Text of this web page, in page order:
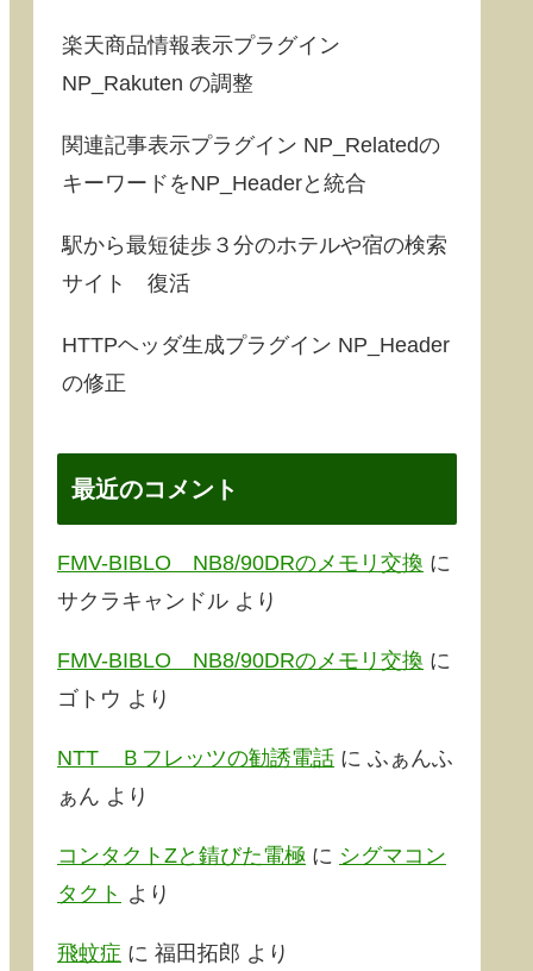
楽天商品情報表示プラグイン
NP_Rakuten の調整
関連記事表示プラグイン NP_Relatedの
キーワードをNP_Headerと統合
駅から最短徒歩３分のホテルや宿の検索
サイト 復活
HTTPヘッダ生成プラグイン NP_Header
の修正
最近のコメント
FMV-BIBLO NB8/90DRのメモリ交換 に
サクラキャンドル より
FMV-BIBLO NB8/90DRのメモリ交換 に
ゴトウ より
NTT Ｂフレッツの勧誘電話 に ふぁんふ
ぁん より
コンタクトZと錆びた電極 に シグマコン
タクト より
飛蚊症 に 福田拓郎 より